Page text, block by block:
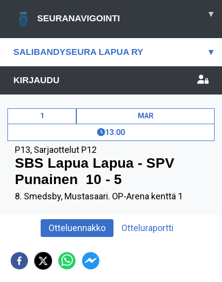
SEURANAVIGOINTI ▾
SALIBANDYSEURA LAPUA RY ▾
KIRJAUDU
1 MAR
13.00
P13, Sarjaottelut P12
SBS Lapua Lapua - SPV
Punainen 10 - 5
8. Smedsby, Mustasaari. OP-Arena kenttä 1
Otteluennakko Otteluraportti